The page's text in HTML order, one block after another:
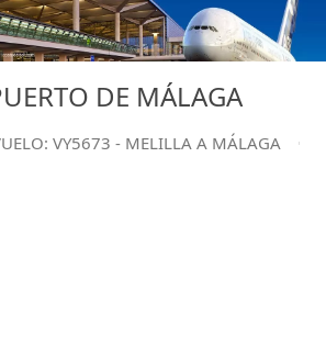
DE MÁLAGA
VY5673 - MELILLA A MÁLAGA